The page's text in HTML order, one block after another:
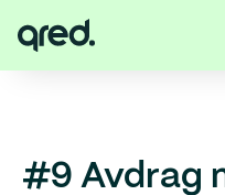
#9 Avdrag